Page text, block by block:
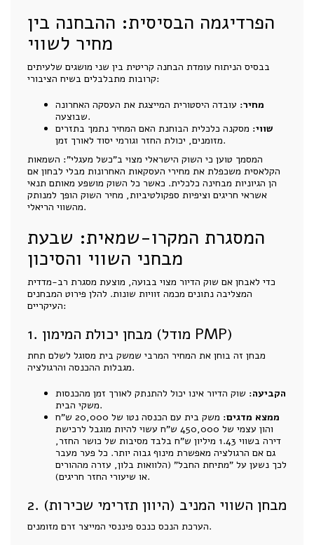
הפרדיגמה הבסיסית: ההבחנה בין
מחיר לשווי
בבסיס הניתוח עומדת הבחנה קריטית בין שני מושגים שלעיתים
קרובות מתבלבלים בשיח הציבורי:
מחיר: עובדה היסטורית המייצגת את העסקה האחרונה
שבוצעה.
שווי: מסקנה כלכלית הבוחנת האם המחיר נתמך בתזרים
מזומנים, יכולת החזר וגורמי יסוד לאורך זמן.
המסמך טוען כי השוק הישראלי מצוי ב"כשל מעגלי": השמאות
הקלאסית משכפלת את מחירי העסקאות האחרונות מבלי לבחון אם
הן הגיוניות מבחינה כלכלית. כאשר כל השוק מושפע מאותם תנאי
אשראי חריגים וציפיות ספקולטיביות, מחיר השוק הופך למנותק
מהשווי הריאלי.
המסגרת המקרו-שמאית: שבעת
מבחני השווי והסיכון
כדי לאבחן אם שוק הדיור מצוי בבועה, מוצעת מסגרת רב-מדדית
המצליבה נתונים מכמה זוויות שונות. להלן פירוט המבחנים
העיקריים:
1. מבחן יכולת המימון (מודל PMP)
מבחן זה בוחן את המחיר המרבי שמשק בית מסוגל לשלם תחת
מגבלות ההכנסה והרגולציה.
הקביעה: שוק הדיור אינו יכול להתנתק לאורך זמן מהכנסות
משקי הבית.
ממצא מדגים:
משק בית עם הכנסה נטו של 20,000 ש"ח
והון עצמי של 450,000 ש"ח עשוי להיות מוגבל לרכישת
דירה בשווי 1.43 מיליון ש"ח בלבד מסיבות של כושר החזר,
גם אם הרגולציה מאפשרת מינוף גבוה יותר. כל פער מעבר
לכך נשען על "מתיחת החבל" (הלוואות בלון, עזרה מההורים
או שיעורי החזר חריגים).
2. מבחן השווי המניב (היוון תזרימי שכירות)
הערכת הנכס כנכס פיננסי המייצר זרם מזומנים.